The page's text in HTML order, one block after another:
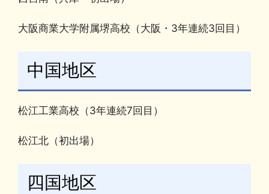
大阪商業大学附属堺高校（大阪・3年連続3回目）
中国地区
松江工業高校（3年連続7回目）
松江北（初出場）
四国地区